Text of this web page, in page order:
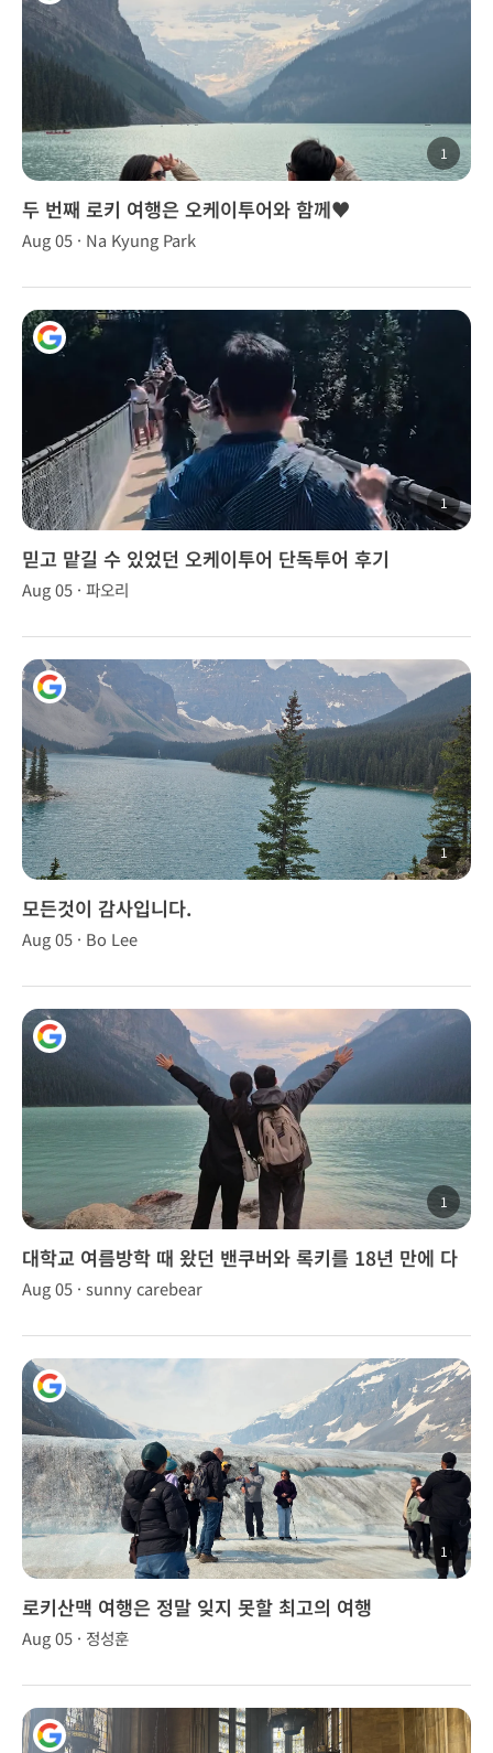
1
두 번째 로키 여행은 오케이투어와 함께♥️
Aug 05 · Na Kyung Park
1
믿고 맡길 수 있었던 오케이투어 단독투어 후기
Aug 05 · 파오리
1
모든것이 감사입니다.
Aug 05 · Bo Lee
1
대학교 여름방학 때 왔던 밴쿠버와 록키를 18년 만에 다
시 찾았습니다!
Aug 05 · sunny carebear
1
로키산맥 여행은 정말 잊지 못할 최고의 여행
Aug 05 · 정성훈